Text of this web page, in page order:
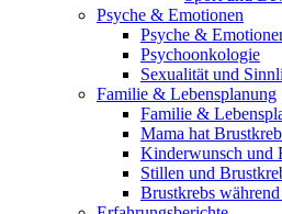
Psyche & Emotionen
Psyche &
Psychoonkologie
Sexualität und
Familie & Lebensplanung
Familie &
Mama hat
Kinderwunsch und
Stillen und
Brustkrebs